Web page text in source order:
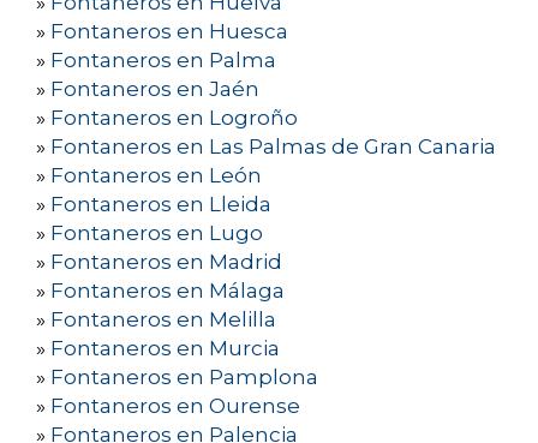
» Fontaneros en Huesca
» Fontaneros en Palma
» Fontaneros en Jaén
» Fontaneros en Logroño
» Fontaneros en Las Palmas de Gran Canaria
» Fontaneros en León
» Fontaneros en Lleida
» Fontaneros en Lugo
» Fontaneros en Madrid
» Fontaneros en Málaga
» Fontaneros en Melilla
» Fontaneros en Murcia
» Fontaneros en Pamplona
» Fontaneros en Ourense
» Fontaneros en Palencia